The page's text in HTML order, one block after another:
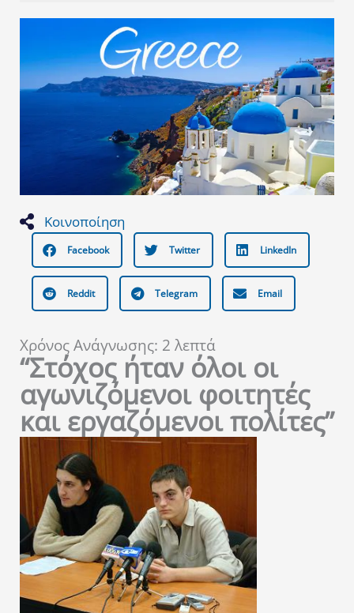
Κοινοποίηση
Facebook Twitter LinkedIn
Reddit Telegram Email
Χρόνος Ανάγνωσης: 2 λεπτά
“Στόχος ήταν όλοι οι
αγωνιζόμενοι φοιτητές
και εργαζόμενοι πολίτες”